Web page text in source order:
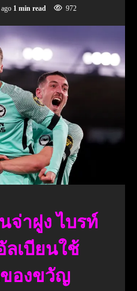
1 min read 972
จ่าฝูง ไบรท์
เบียนใช้
องขวัญ